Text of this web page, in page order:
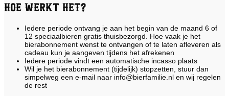
Hoe werkt het?
Iedere periode ontvang je aan het begin van de maand 6 of
12 speciaalbieren gratis thuisbezorgd. Hoe vaak je het
bierabonnement wenst te ontvangen of te laten afleveren als
cadeau kun je aangeven tijdens het afrekenen
Iedere periode vindt een automatische incasso plaats
Wil je het bierabonnement (tijdelijk) stopzetten, stuur dan
simpelweg een e-mail naar info@bierfamilie.nl en wij regelen
de rest